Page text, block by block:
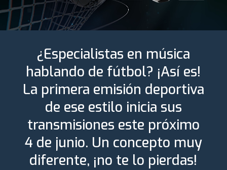
¿Especialistas en música
hablando de fútbol? ¡Así es!
La primera emisión deportiva
de ese estilo inicia sus
transmisiones este próximo
4 de junio. Un concepto muy
diferente, ¡no te lo pierdas!